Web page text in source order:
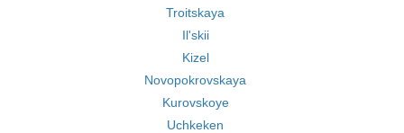
Troitskaya
Il'skii
Kizel
Novopokrovskaya
Kurovskoye
Uchkeken